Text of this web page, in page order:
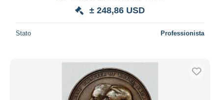
± 248,86 USD
Stato Professionista